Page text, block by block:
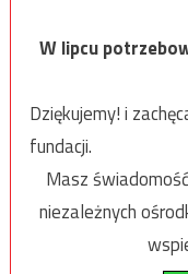
W lipcu
Dziękujemy! i
fundacji.
Masz
niezależnych